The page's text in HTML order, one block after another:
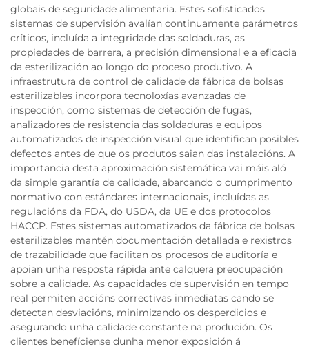
globais de seguridade alimentaria. Estes sofisticados
sistemas de supervisión avalían continuamente parámetros
críticos, incluída a integridade das soldaduras, as
propiedades de barrera, a precisión dimensional e a eficacia
da esterilización ao longo do proceso produtivo. A
infraestrutura de control de calidade da fábrica de bolsas
esterilizables incorpora tecnoloxías avanzadas de
inspección, como sistemas de detección de fugas,
analizadores de resistencia das soldaduras e equipos
automatizados de inspección visual que identifican posibles
defectos antes de que os produtos saian das instalacións. A
importancia desta aproximación sistemática vai máis aló
da simple garantía de calidade, abarcando o cumprimento
normativo con estándares internacionais, incluídas as
regulacións da FDA, do USDA, da UE e dos protocolos
HACCP. Estes sistemas automatizados da fábrica de bolsas
esterilizables mantén documentación detallada e rexistros
de trazabilidade que facilitan os procesos de auditoría e
apoian unha resposta rápida ante calquera preocupación
sobre a calidade. As capacidades de supervisión en tempo
real permiten accións correctivas inmediatas cando se
detectan desviacións, minimizando os desperdicios e
asegurando unha calidade constante na produción. Os
clientes benefíciense dunha menor exposición á